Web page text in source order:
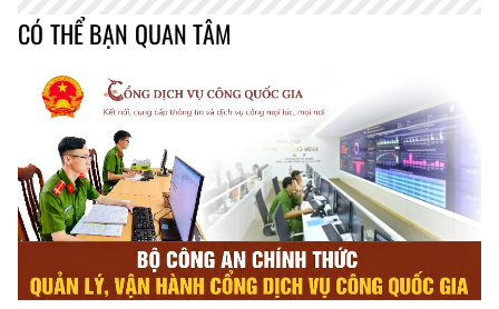
CÓ THỂ BẠN QUAN TÂM